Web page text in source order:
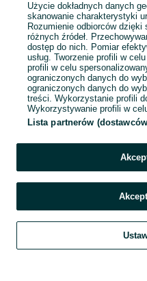
Szukaj Obserwujesz
Użycie dokładnych danych
skanowanie charakterystyki
Rozumienie odbiorców
różnych źródeł.
dostęp do nich. Pomiar
usług. Tworzenie profili w
profili w celu
ograniczonych danych do
ograniczonych danych do
treści. Wykorzystanie profili
Wykorzystywanie profili w
Lista partnerów